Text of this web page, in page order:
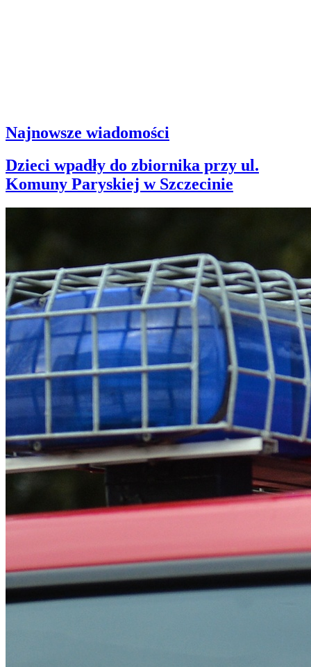
Najnowsze wiadomości
Dzieci wpadły do zbiornika przy ul.
Komuny Paryskiej w Szczecinie